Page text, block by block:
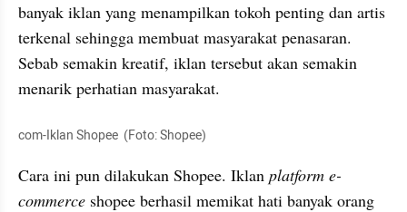
banyak iklan yang menampilkan tokoh penting dan artis
terkenal sehingga membuat masyarakat penasaran.
Sebab semakin kreatif, iklan tersebut akan semakin
menarik perhatian masyarakat.
com-Iklan Shopee  (Foto: Shopee)
Cara ini pun dilakukan Shopee. Iklan platform e-
commerce shopee berhasil memikat hati banyak orang